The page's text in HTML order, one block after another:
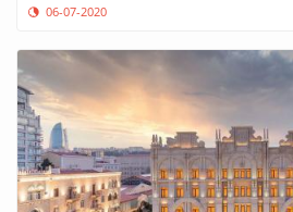
06-07-2020